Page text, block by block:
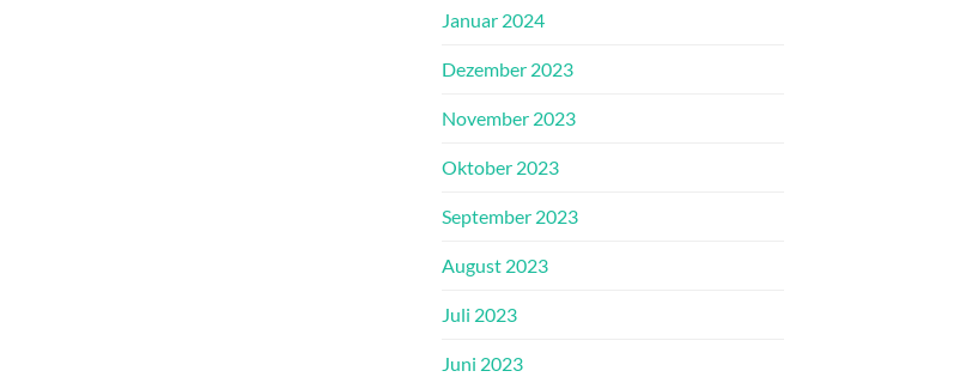
Januar 2024
Dezember 2023
November 2023
Oktober 2023
September 2023
August 2023
Juli 2023
Juni 2023